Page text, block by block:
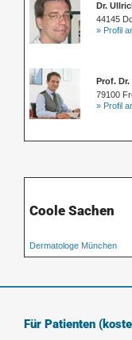
Dr.
44145
» Profil
Prof.
79100
» Profil
Coole Sachen
Dermatologe München
Für Patienten